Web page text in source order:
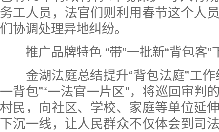
务工人员，法官们则利用春节这个人
们协调处理异地纠纷。
推广品牌特色 “带”一批新“背包客”
金湖法庭总结提升“背包法庭”工作
一背包”“一法官一片区”，将巡回审判
村民，向社区、学校、家庭等单位延
下沉一线，让人民群众不仅体会到司